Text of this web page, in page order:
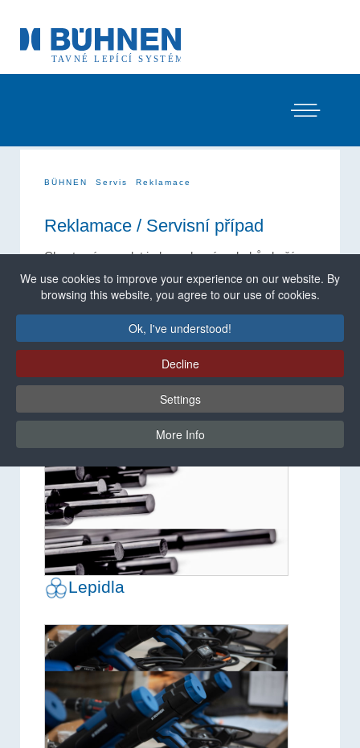
BÜHNEN Servis Reklamace
Reklamace / Servisní případ
Chcete nám zaslat jeden nebo více druhů zboží
zpět? V případě
reklamací a servisních
případů
vám rádi pomůžeme.
Chcete-li zjistit, jak postupovat, sdělte nám prosím,
o jaké zboží se jedná:
Lepidla
We use cookies to improve your experience on our website. By
browsing this website, you agree to our use of cookies.
Ok, I've understood!
Decline
Settings
More Info